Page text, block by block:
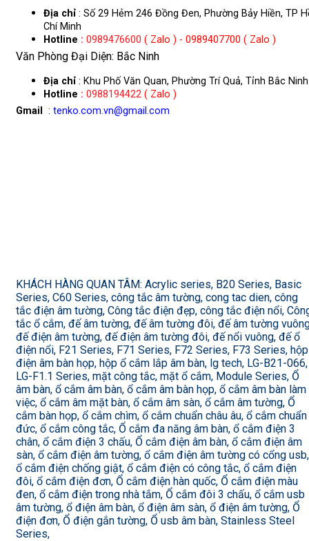
Địa chỉ : Số 29 Hẻm 246 Đồng Đen, Phường Bảy Hiền, TP
Chí Minh
Hotline : 0989476600 ( Zalo ) - 0989407700 ( Zalo )
Văn Phòng Đại Diện: Bắc Ninh
Địa chỉ : Khu Phố Văn Quan, Phường Trí Quả, Tỉnh Bắc Ninh
Hotline : 0988194422 ( Zalo )
Gmail
: tenko.com.vn@gmail.com
KHÁCH HÀNG QUAN TÂM: Acrylic series, B20 Series, Basic
Series, C60 Series, công tắc âm tường, cong tac dien, công
tắc điện âm tường, Công tắc điện đẹp, công tắc điện nổi,
tắc ổ cắm, đế âm tường, đế âm tường đôi, đế âm tường
đế điện âm tường, đế điện âm tường đôi, đế nổi vuông, đế ổ
điện nổi, F21 Series, F71 Series, F72 Series, F73 Series, hộp
điện âm bàn họp, hộp ổ cắm lắp âm bàn, lg tech, LG-B21-066,
LG-F1.1 Series, mặt công tắc, mặt ổ cắm, Module Series, Ổ
âm bàn, ổ cắm âm bàn, ổ cắm âm bàn họp, ổ cắm âm bàn làm
việc, ổ cắm âm mặt bàn, ổ cắm âm sàn, ổ cắm âm tường, Ổ
cắm bàn họp, ổ cắm chìm, ổ cắm chuẩn châu âu, ổ cắm chuẩn
đức, ổ cắm công tắc, Ổ cắm đa năng âm bàn, ổ cắm điện 3
chân, ổ cắm điện 3 chấu, Ổ cắm điện âm bàn, ổ cắm điện âm
sàn, ổ cắm điện âm tường, ổ cắm điện âm tường có cổng usb,
ổ cắm điện chống giật, ổ cắm điện có công tắc, ổ cắm điện
đôi, ổ cắm điện đơn, Ổ cắm điện hàn quốc, Ổ cắm điện màu
đen, ổ cắm điện trong nhà tắm, Ổ cắm đôi 3 chấu, ổ cắm usb
âm tường, ổ điện âm bàn, ổ điện âm sàn, ổ điện âm tường, Ổ
điện đơn, Ổ điện gắn tường, Ổ usb âm bàn, Stainless Steel
Series,